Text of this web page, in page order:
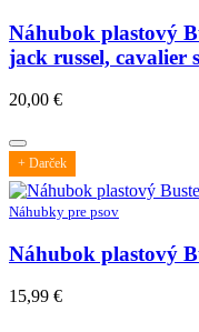
Náhubok plastový
jack russel, cavalier
20,00 €
+ Darček
Náhubky pre psov
Náhubok plastový
15,99 €